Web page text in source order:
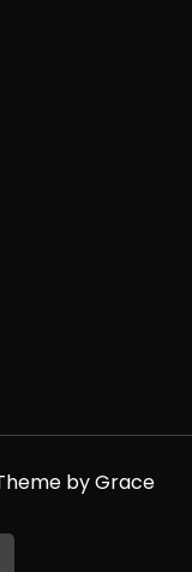
by Grace